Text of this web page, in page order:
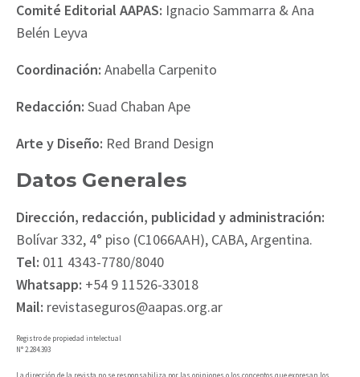
Comité Editorial AAPAS: Ignacio Sammarra & Ana
Belén Leyva
Coordinación: Anabella Carpenito
Redacción: Suad Chaban Ape
Arte y Diseño: Red Brand Design
Datos Generales
Dirección, redacción, publicidad y administración:
Bolívar 332, 4° piso (C1066AAH), CABA, Argentina.
Tel: 011 4343-7780/8040
Whatsapp: +54 9 11526-33018
Mail: revistaseguros@aapas.org.ar
Registro de propiedad intelectual
N° 2.284.393
La dirección de la revista no se responsabiliza por las opiniones o los conceptos que expresan los